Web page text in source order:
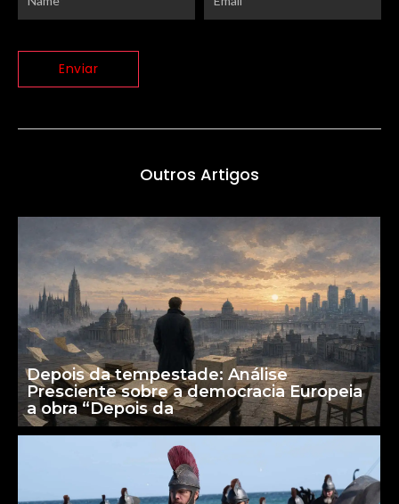
Outros Artigos
Depois da tempestade: Análise
Presciente sobre a democracia Europeia
a obra “Depois da